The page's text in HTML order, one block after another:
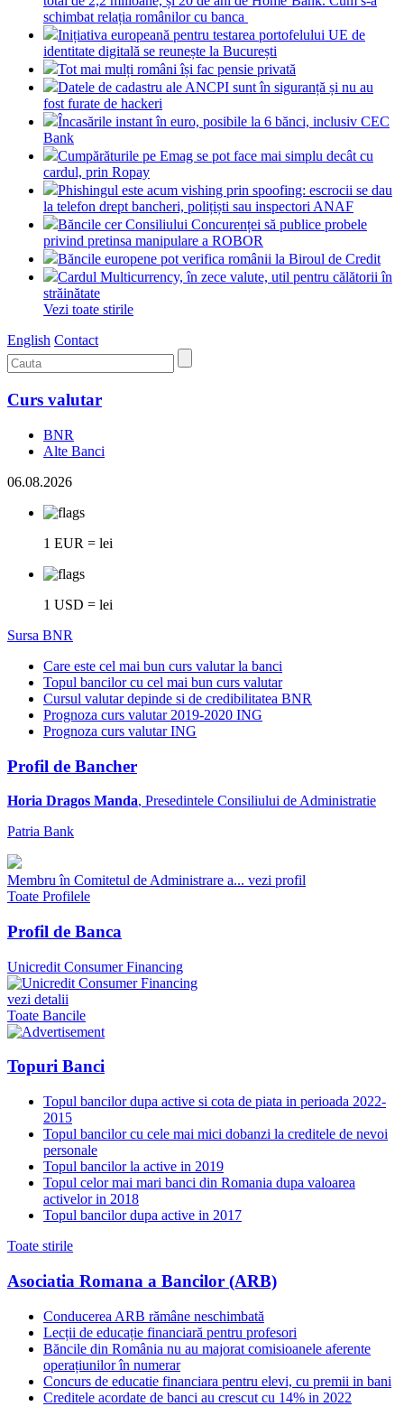
schimbat relația românilor cu banca
Inițiativa europeană pentru testarea portofelului UE de
identitate digitală se reunește la București
Tot mai mulți români își fac pensie privată
Datele de cadastru ale ANCPI sunt în siguranță și nu au
fost furate de hackeri
Încasările instant în euro, posibile la 6 bănci, inclusiv CEC
Bank
Cumpărăturile pe Emag se pot face mai simplu decât cu
cardul, prin Ropay
Phishingul este acum vishing prin spoofing: escrocii se dau
la telefon drept bancheri, polițiști sau inspectori ANAF
Băncile cer Consiliului Concurenței să publice probele
privind pretinsa manipulare a ROBOR
Băncile europene pot verifica românii la Biroul de Credit
Cardul Multicurrency, în zece valute, util pentru călătorii în
străinătate
Vezi toate stirile
English Contact
Curs valutar
BNR
Alte Banci
06.08.2026
1 EUR = lei
1 USD = lei
Sursa BNR
Care este cel mai bun curs valutar la banci
Topul bancilor cu cel mai bun curs valutar
Cursul valutar depinde si de credibilitatea BNR
Prognoza curs valutar 2019-2020 ING
Prognoza curs valutar ING
Profil de Bancher
Horia Dragos Manda, Presedintele Consiliului de Administratie
Patria Bank
Membru în Comitetul de Administrare a... vezi profil
Toate Profilele
Profil de Banca
Unicredit Consumer Financing
vezi detalii
Toate Bancile
Topuri Banci
Topul bancilor dupa active si cota de piata in perioada 2022-
2015
Topul bancilor cu cele mai mici dobanzi la creditele de nevoi
personale
Topul bancilor la active in 2019
Topul celor mai mari banci din Romania dupa valoarea
activelor in 2018
Topul bancilor dupa active in 2017
Toate stirile
Asociatia Romana a Bancilor (ARB)
Conducerea ARB rămâne neschimbată
Lecții de educație financiară pentru profesori
Băncile din România nu au majorat comisioanele aferente
operațiunilor în numerar
Concurs de educatie financiara pentru elevi, cu premii in bani
Creditele acordate de banci au crescut cu 14% in 2022